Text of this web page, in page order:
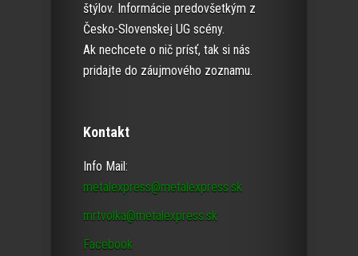
štýlov. Informácie predovšetkým z
Česko-Slovenskej UG scény.
Ak nechcete o nič prísť, tak si nás
pridajte do záujmového zoznamu.
Kontakt
Info Mail:
metalexpress@metalexpress.sk
mrtvolka@metalexpress.sk
Facebook